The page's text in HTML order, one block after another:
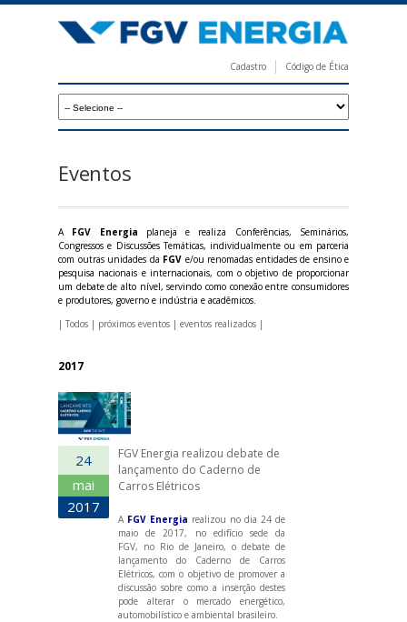
para
principal
V
r
a
Cadastro Código de Ética
Eventos
A FGV Energia planeja e realiza Conferências, Seminários,
Congressos e Discussões Temáticas, individualmente ou em parceria
com outras unidades da FGV e/ou renomadas entidades de ensino e
pesquisa nacionais e internacionais, com o objetivo de proporcionar
um debate de alto nível, servindo como conexão entre consumidores
e produtores, governo e indústria e acadêmicos.
| Todos | próximos eventos | eventos realizados |
2017
24
mai
2017
FGV Energia realizou debate de
lançamento do Caderno de
Carros Elétricos
A FGV Energia realizou no dia 24 de
maio de 2017, no edifício sede da
FGV, no Rio de Janeiro, o debate de
lançamento do Caderno de Carros
Elétricos, com o objetivo de promover a
discussão sobre como a inserção destes
pode alterar o mercado energético,
automobilístico e ambiental brasileiro.